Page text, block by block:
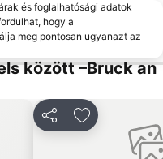
Altenmarkt
és foglalhatósági adatok
hogy a
meg pontosan ugyanazt az
között –Bruck an
MegosztásHozzáadás